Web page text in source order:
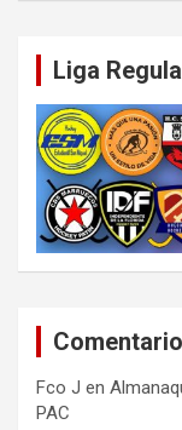
Liga
Fco J en
PAC